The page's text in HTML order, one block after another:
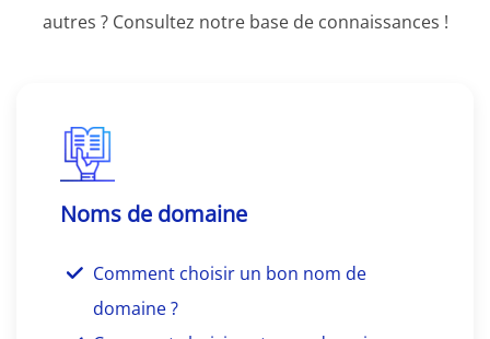
autres ? Consultez notre base de connaissances !
Noms de domaine
Comment choisir un bon nom de
domaine ?